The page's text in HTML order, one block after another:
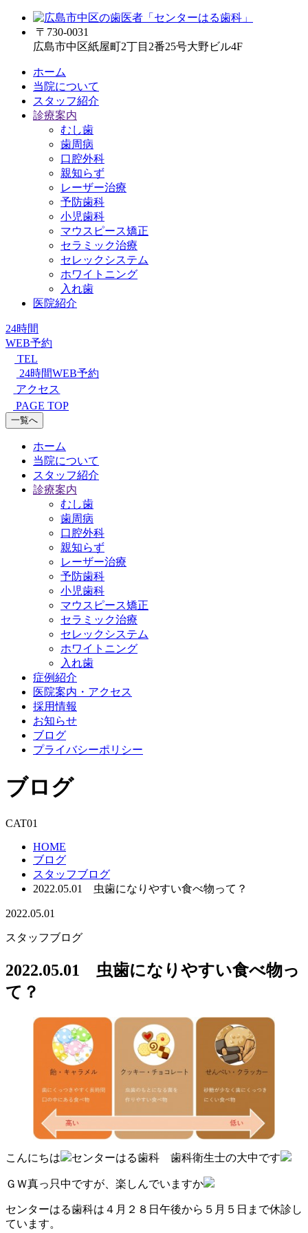
〒730-0031
広島市中区紙屋町2丁目2番25号大野ビル4F
ホーム
当院について
スタッフ紹介
診療案内
むし歯
歯周病
口腔外科
親知らず
レーザー治療
予防歯科
小児歯科
マウスピース矯正
セラミック治療
セレックシステム
ホワイトニング
入れ歯
医院紹介
24時間
WEB予約
TEL
24時間WEB予約
アクセス
PAGE TOP
一覧へ
ホーム
当院について
スタッフ紹介
診療案内
むし歯
歯周病
口腔外科
親知らず
レーザー治療
予防歯科
小児歯科
マウスピース矯正
セラミック治療
セレックシステム
ホワイトニング
入れ歯
症例紹介
医院案内・アクセス
採用情報
お知らせ
ブログ
プライバシーポリシー
ブログ
CAT01
HOME
ブログ
スタッフブログ
2022.05.01 虫歯になりやすい食べ物って？
2022.05.01
スタッフブログ
2022.05.01 虫歯になりやすい食べ物っ
て？
こんにちは センターはる歯科 歯科衛生士の大中です
ＧＷ真っ只中ですが、楽しんでいますか
センターはる歯科は４月２８日午後から５月５日まで休診し
ています。